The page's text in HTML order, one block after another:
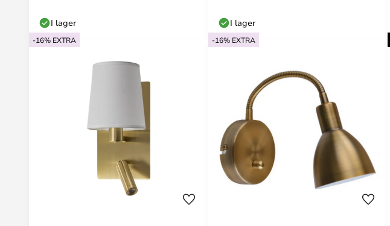
I lager I lager
-16% EXTRA -16% EXTRA